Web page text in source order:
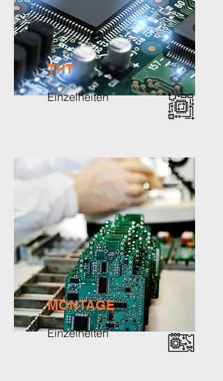
THT
Einzelheiten
MONTAGE
Einzelheiten